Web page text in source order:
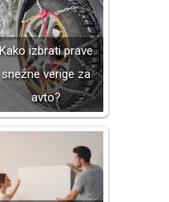
Kako izbrati prave
snežne verige za
avto?